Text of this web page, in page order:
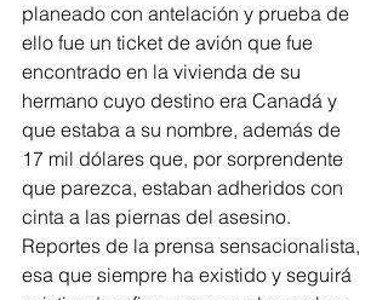
planeado con antelación y prueba de
ello fue un ticket de avión que fue
encontrado en la vivienda de su
hermano cuyo destino era Canadá y
que estaba a su nombre, además de
17 mil dólares que, por sorprendente
que parezca, estaban adheridos con
cinta a las piernas del asesino.
Reportes de la prensa sensacionalista,
esa que siempre ha existido y seguirá